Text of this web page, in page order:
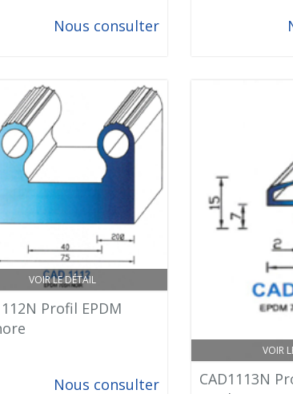
Nous consulter
VOIR LE DÉTAIL
Profil EPDM
Nous consulter
VOIR
CAD1113N